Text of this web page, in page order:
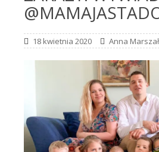
18 kwietnia 2020 Anna